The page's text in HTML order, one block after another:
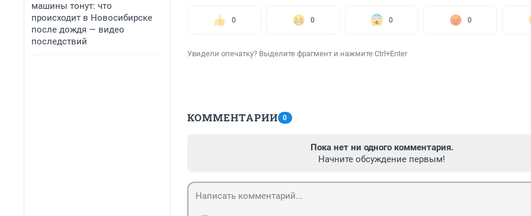
машины тонут: что
происходит в Новосибирске
после дождя — видео
последствий
0 0 0 0
Увидели опечатку? Выделите фрагмент и нажмите Ctrl+Enter
КОММЕНТАРИИ 0
Пока нет ни одного комментария.
Начните обсуждение первым!